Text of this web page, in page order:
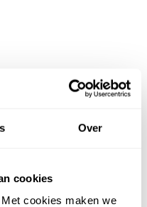
Over
cookies
cookies maken we